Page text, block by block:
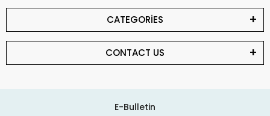
CATEGORİES
CONTACT US
E-Bulletin